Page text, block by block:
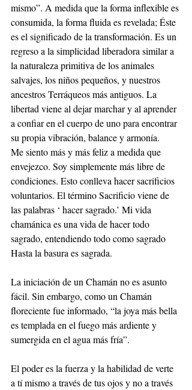
mismo”. A medida que la forma inflexible es
consumida, la forma fluida es revelada; Éste
es el significado de la transformación. Es un
regreso a la simplicidad liberadora similar a
la naturaleza primitiva de los animales
salvajes, los niños pequeños, y nuestros
ancestros Terráqueos más antiguos. La
libertad viene al dejar marchar y al aprender
a confiar en el cuerpo de uno para encontrar
su propia vibración, balance y armonía.
Me siento más y más feliz a medida que
envejezco. Soy simplemente más libre de
condiciones. Esto conlleva hacer sacrificios
voluntarios. El término Sacrificio viene de
las palabras ‘ hacer sagrado.’ Mi vida
chamánica es una vida de hacer todo
sagrado, entendiendo todo como sagrado
Hasta la basura es sagrada.
La iniciación de un Chamán no es asunto
fácil. Sin embargo, como un Chamán
floreciente fue informado, “la joya más bella
es templada en el fuego más ardiente y
sumergida en el agua más fría”.
El poder es la fuerza y la habilidad de verte
a tí mismo a través de tus ojos y no a través